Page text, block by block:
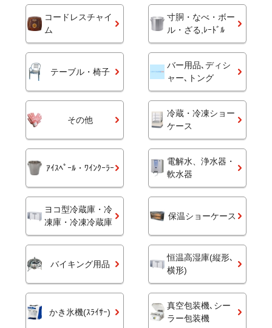
コードレスチャイ
ム
寸胴・なべ・ボー
ル・ざる,ﾚｰﾄﾞﾙ
テーブル・椅子
バー用品､ディシ
ャー､トング
その他
冷蔵・冷凍ショー
ケース
ｱｲｽﾍﾟｰﾙ・ﾜｲﾝｸｰﾗｰ
電解水、浄水器・
軟水器
ヨコ型冷蔵庫・冷
凍庫・冷凍冷蔵庫
保温ショーケース
バイキング用品
恒温高湿庫(縦形､
横形)
かき氷機(ｽﾗｲｻｰ)
真空包装機､シー
ラー包装機